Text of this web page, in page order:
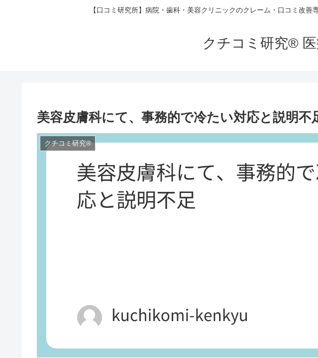
【口コミ研究所】病院・歯科・美容クリニックのクレーム・口コミ改
クチコミ研究®
美容皮膚科にて、事務的で冷たい対応と説明不
クチコミ研究®